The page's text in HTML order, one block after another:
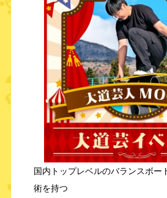
国内トップレベルのバランスボー
術を持つ